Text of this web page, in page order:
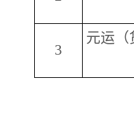
3
元运（